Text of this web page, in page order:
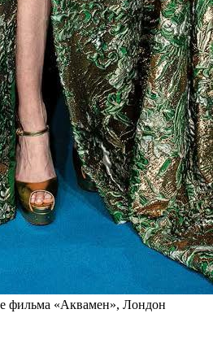
фильма «Аквамен», Лондон